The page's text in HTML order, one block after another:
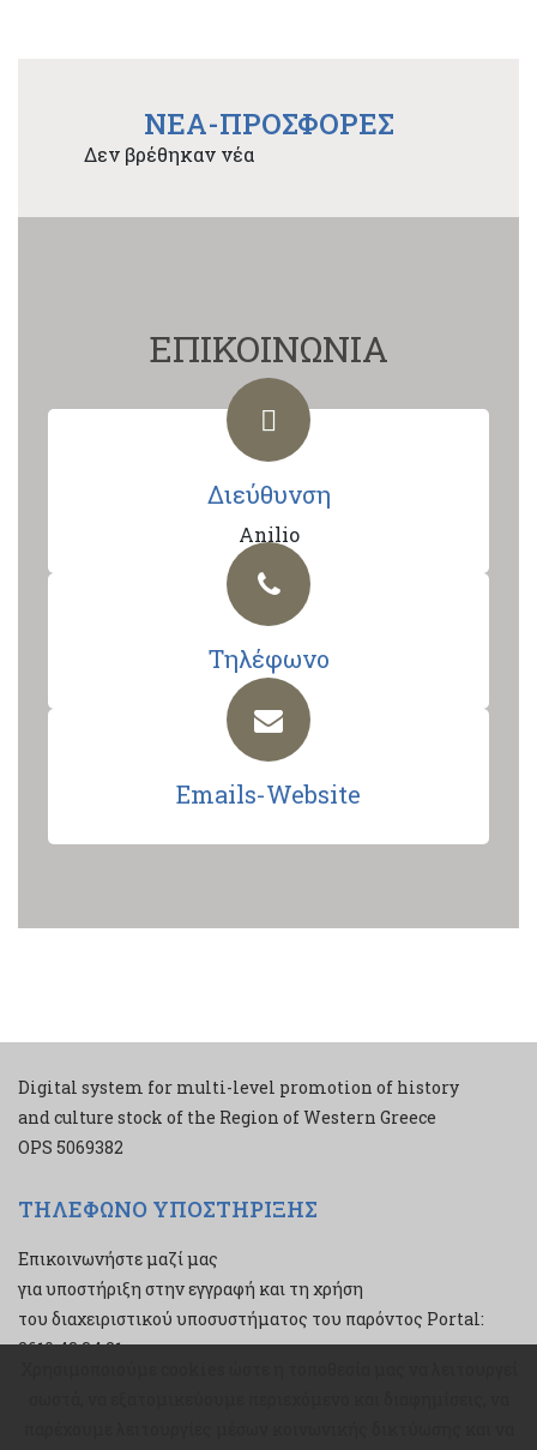
NEA-ΠΡΟΣΦΟΡΕΣ
Δεν βρέθηκαν νέα
ΕΠΙΚΟΙΝΩΝΙΑ
Διεύθυνση
Anilio
Τηλέφωνο
Emails-Website
Digital system for multi-level promotion of history
and culture stock of the Region of Western Greece
ΟPS 5069382
ΤΗΛΕΦΩΝΟ ΥΠΟΣΤΗΡΙΞΗΣ
Επικοινωνήστε μαζί μας
για υποστήριξη στην εγγραφή και τη χρήση
του διαχειριστικού υποσυστήματος του παρόντος Portal:
2610 43 34 21